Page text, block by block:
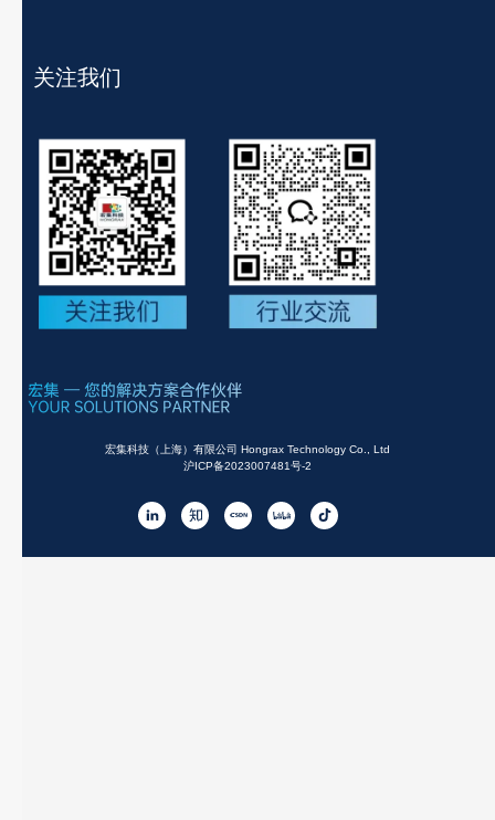
关注我们
宏集科技（上海）有限公司 Hongrax Technology Co., Ltd
沪ICP备2023007481号-2